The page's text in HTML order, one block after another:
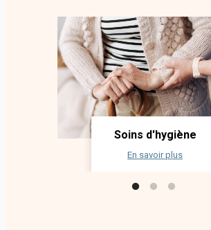
Soins d'hygiène
En savoir plus